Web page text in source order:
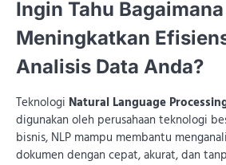
Ingin Tahu
Meningkatkan
Analisis Data Anda?
Teknologi Natural Language
digunakan oleh perusahaan teknologi
bisnis, NLP mampu membantu
dokumen dengan cepat, akurat, dan